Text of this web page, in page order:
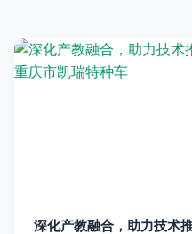
深化产教融合，助力技